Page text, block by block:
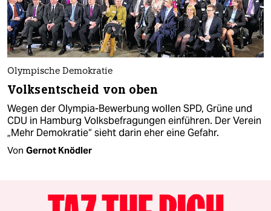
Olympische Demokratie
Volksentscheid von oben
Wegen der Olympia-Bewerbung wollen SPD, Grüne und
CDU in Hamburg Volksbefragungen einführen. Der Verein
„Mehr Demokratie“ sieht darin eher eine Gefahr.
Von Gernot Knödler